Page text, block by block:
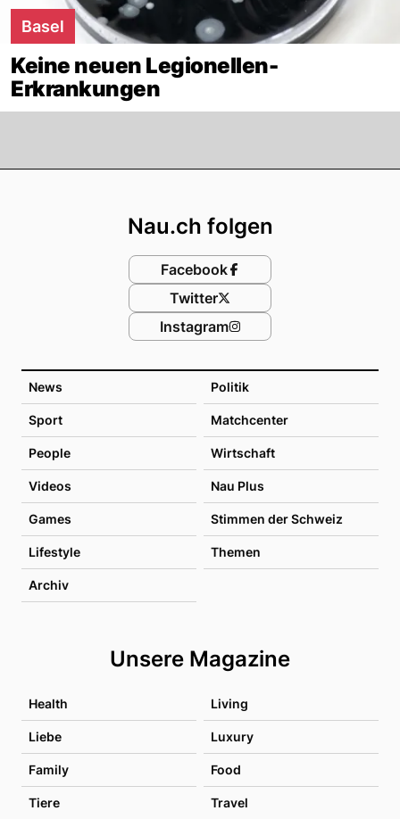
Basel
Keine neuen Legionellen-
Erkrankungen
News Politik
Sport Matchcenter
People Wirtschaft
Videos Nau Plus
Games Stimmen der Schweiz
Lifestyle Themen
Archiv
Unsere Magazine
Health Living
Liebe Luxury
Family Food
Tiere Travel
Nau.ch folgen
Facebook
Twitter
Instagram